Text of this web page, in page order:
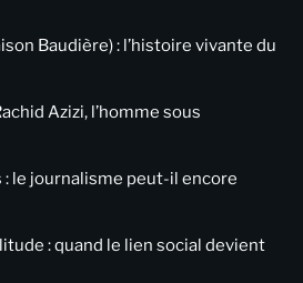
Baudière) : l’histoire vivante du
Azizi, l’homme sous
: le journalisme peut-il encore
: quand le lien social devient